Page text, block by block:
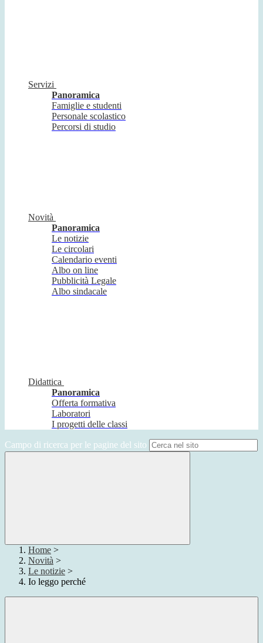
Servizi
Panoramica
Famiglie e studenti
Personale scolastico
Percorsi di studio
Novità
Panoramica
Le notizie
Le circolari
Calendario eventi
Albo on line
Pubblicità Legale
Albo sindacale
Didattica
Panoramica
Offerta formativa
Laboratori
I progetti delle classi
Campo di ricerca per le pagine del sito
Home >
Novità >
Le notizie >
Io leggo perché